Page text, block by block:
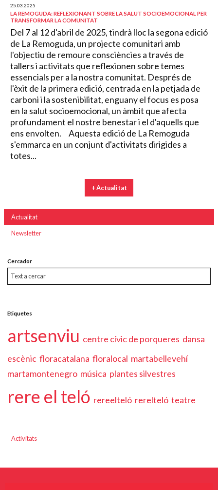
25.03.2025
LA REMOGUDA: REFLEXIONANT SOBRE LA SALUT SOCIOEMOCIONAL PER
TRANSFORMAR LA COMUNITAT
Del 7 al 12 d'abril de 2025, tindrà lloc la segona edició
de La Remoguda, un projecte comunitari amb
l'objectiu de remoure consciències a través de
tallers i activitats que reflexionen sobre temes
essencials per a la nostra comunitat. Després de
l'èxit de la primera edició, centrada en la petjada de
carboni i la sostenibilitat, enguany el focus es posa
en la salut socioemocional, un àmbit que afecta
profundament el nostre benestar i el d'aquells que
ens envolten. Aquesta edició de La Remoguda
s'emmarca en un conjunt d'activitats dirigides a
totes...
+ Actualitat
Actualitat
Newsletter
Cercador
Etiquetes
artsenviu centre cívic de porqueres dansa
escènic floracatalana floralocal martabellevehí
martamontenegro música plantes silvestres
rere el teló rereelteló rerelteló teatre
Activitats